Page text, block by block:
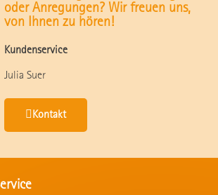
oder Anregungen? Wir freuen uns,
von Ihnen zu hören!
Kundenservice
Julia Suer
Kontakt